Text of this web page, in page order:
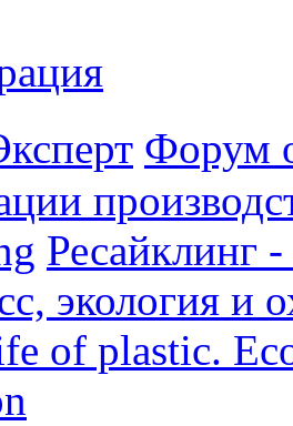
Форум
Ресайклинг
экология и
of plastic.